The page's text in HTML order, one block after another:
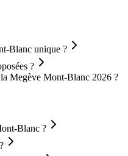
Blanc unique ?
?
Megève Mont-Blanc 2026 ?
Blanc ?